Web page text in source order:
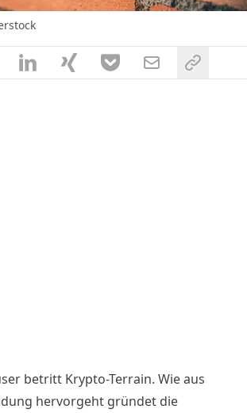
betritt Krypto-Terrain. Wie aus
hervorgeht gründet die